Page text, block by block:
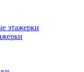
этажерки